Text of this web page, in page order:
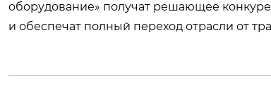
оборудование» получат решающее
и обеспечат полный переход отрасли от